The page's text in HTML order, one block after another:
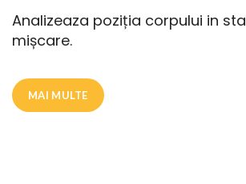
Analizeaza poziția corpului in
mișcare.
MAI MULTE